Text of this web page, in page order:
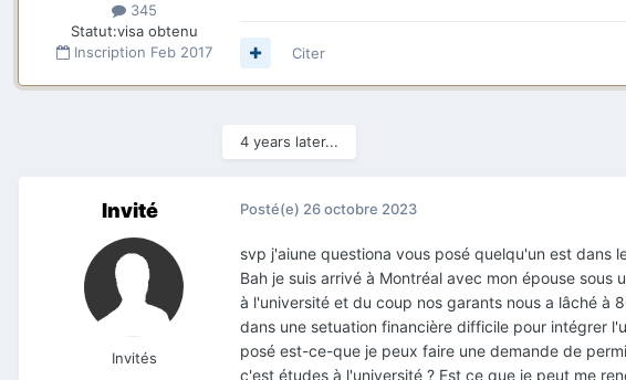
345
Statut:visa obtenu
Inscription Feb 2017 Citer
4 years later...
Invité
Invités
Posté(e) 26 octobre 2023
svp j'aiune questiona vous posé quelqu'un est dans
Bah je suis arrivé à Montréal avec mon épouse
à l'université et du coup nos garants nous a lâché à
dans une setuation financière difficile pour intégrer
posé est-ce-que je peux faire une demande de
c'est études à l'université ? Est ce que je peut me